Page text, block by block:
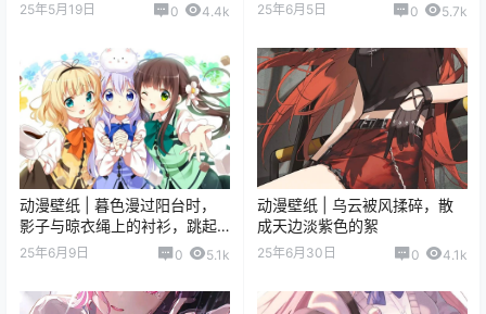
25年5月19日 0 4.4k 25年6月5日 0 5.7k
动漫壁纸 | 暮色漫过阳台时，
影子与晾衣绳上的衬衫，跳起
笨拙的圆舞曲
25年6月9日 0 5.1k
动漫壁纸 | 乌云被风揉碎，散
成天边淡紫色的絮
25年6月30日 0 4.1k